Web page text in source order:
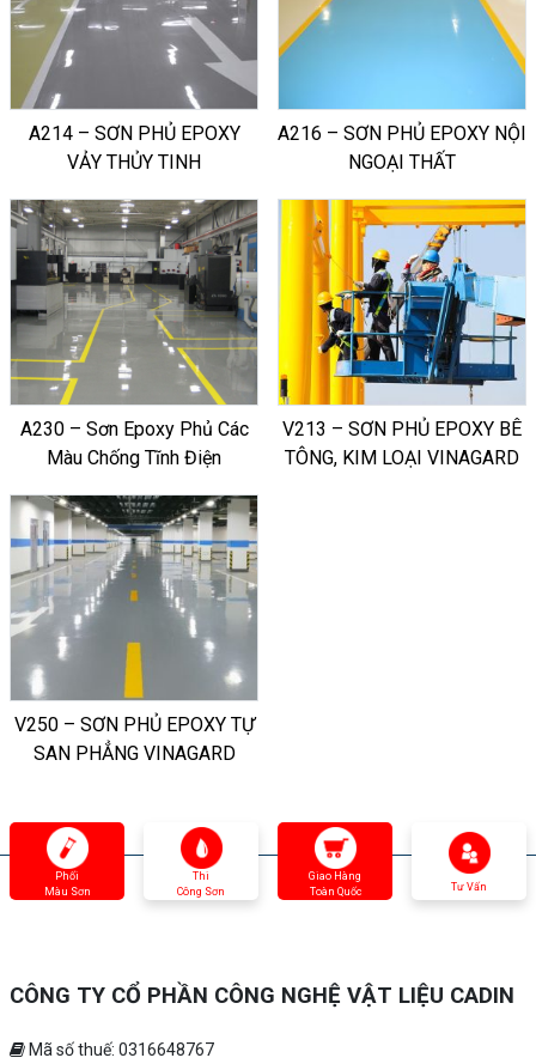
A214 – SƠN PHỦ EPOXY
VẢY THỦY TINH
A216 – SƠN PHỦ EPOXY NỘI
NGOẠI THẤT
A230 – Sơn Epoxy Phủ Các
Màu Chống Tĩnh Điện
V213 – SƠN PHỦ EPOXY BÊ
TÔNG, KIM LOẠI VINAGARD
V250 – SƠN PHỦ EPOXY TỰ
SAN PHẲNG VINAGARD
Phối
Màu Sơn
Thi
Công Sơn
Giao Hàng
Toàn Quốc
Tư Vấn
CÔNG TY CỔ PHẦN CÔNG NGHỆ VẬT LIỆU CADIN
Mã số thuế: 0316648767